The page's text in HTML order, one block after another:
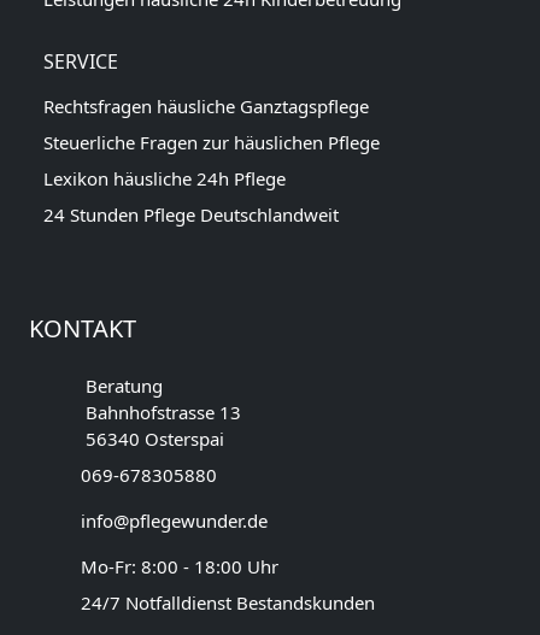
SERVICE
Rechtsfragen häusliche Ganztagspflege
Steuerliche Fragen zur häuslichen Pflege
Lexikon häusliche 24h Pflege
24 Stunden Pflege Deutschlandweit
KONTAKT
Beratung
Bahnhofstrasse 13
56340 Osterspai
069-678305880
info@pflegewunder.de
Mo-Fr: 8:00 - 18:00 Uhr
24/7 Notfalldienst Bestandskunden